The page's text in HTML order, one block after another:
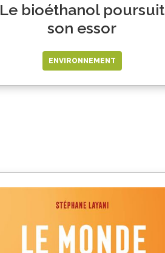
Le bioéthanol poursuit
son essor
ENVIRONNEMENT